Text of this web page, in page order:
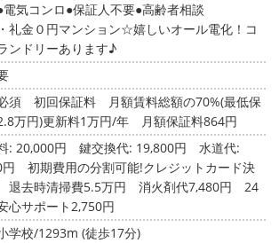
電気コンロ 保証人不要 高齢者相談
礼金０円マンション☆嬉しいオール電化！コ
ンドリーあります♪
須 初回保証料 月額賃料総額の70%(最低保
万円)更新料1万円/年 月額保証料864円
: 20,000円 鍵交換代: 19,800円
水道代:
初期費用の分割可能!クレジットカード決
去時清掃費5.5万円 消火剤代7,480円 24
心サポート2,750円
学校/1293m (徒歩17分)